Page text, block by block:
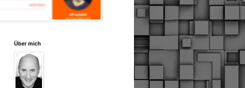
Über mich